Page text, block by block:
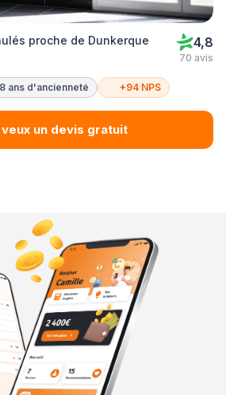
proche de Dunkerque 4,8
70 avis
ans d'ancienneté +94 NPS
un devis gratuit